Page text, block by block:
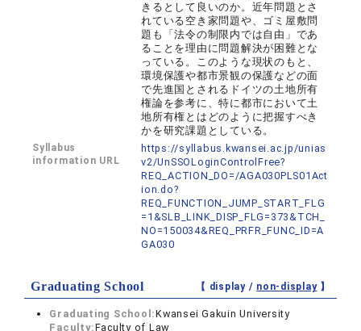
きるとして良いのか。近年問題とさ
れている空き家問題や、ゴミ屋敷問
題も「法令の制限内では自由」であ
ることを理由に問題解決が困難とな
っている。このような現状のもと、
環境保護や都市景観の保護などの面
で先進国とされるドイツの土地所有
権論を参考に、特に都市において土
地所有権とはどのように把握すべき
かを研究課題としている。
Syllabus
information URL
https://syllabus.kwansei.ac.jp/unias
v2/UnSSOLoginControlFree?
REQ_ACTION_DO=/AGA030PLS01Act
ion.do?
REQ_FUNCTION_JUMP_START_FLG
=1&SLB_LINK_DISP_FLG=373&TCH_
NO=150034&REQ_PRFR_FUNC_ID=A
GA030
Graduating School 【 display / non-display】
Graduating School:Kwansei Gakuin University
Faculty:Faculty of Law